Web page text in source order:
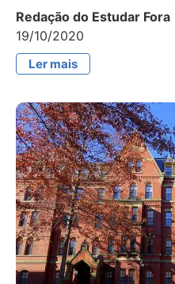
Redação do Estudar Fora
19/10/2020
Ler mais